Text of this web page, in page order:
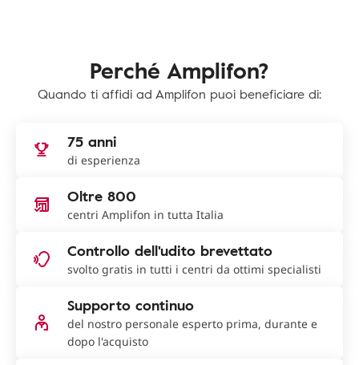
Perché Amplifon?
Quando ti affidi ad Amplifon puoi beneficiare di:
75 anni
di esperienza
Oltre 800
centri Amplifon in tutta Italia
Controllo dell'udito brevettato
svolto gratis in tutti i centri da ottimi specialisti
Supporto continuo
del nostro personale esperto prima, durante e
dopo l'acquisto